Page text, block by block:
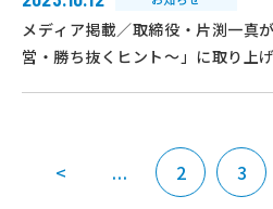
メディア掲載／取締役・片渕一真
営・勝ち抜くヒント～」に取り上
< ... 2 3